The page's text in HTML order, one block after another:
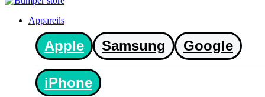
Appareils
Apple Samsung Google
iPhone